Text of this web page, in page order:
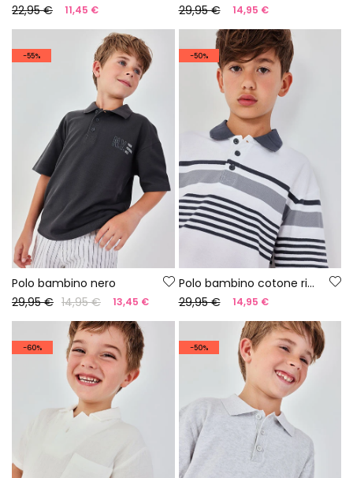
22,95 €
11,45 €
29,95 €
14,95 €
-55%
Polo bambino nero
29,95 € 14,95 € 13,45 €
-50%
Polo bambino cotone righe
29,95 €
14,95 €
-60% -50%